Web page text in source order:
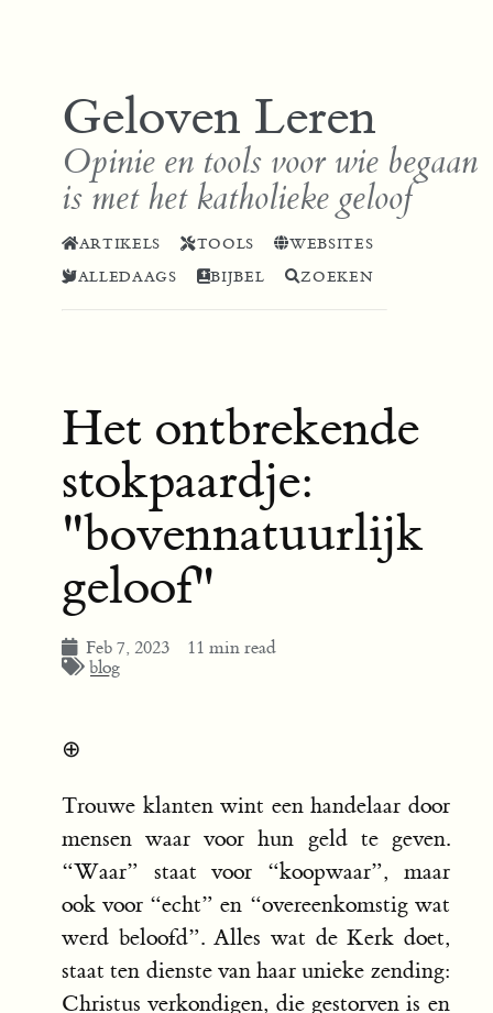
Geloven Leren
Opinie en tools voor wie begaan
is met het katholieke geloof
ARTIKELS TOOLS
WEBSITES
ALLEDAAGS
BIJBEL ZOEKEN
Het ontbrekende
stokpaardje:
"bovennatuurlijk
geloof"
Feb 7, 2023
11 min read
blog
⊕
Trouwe klanten wint een handelaar door
mensen waar voor hun geld te geven.
“Waar” staat voor “koopwaar”, maar
ook voor “echt” en “overeenkomstig wat
werd beloofd”. Alles wat de Kerk doet,
staat ten dienste van haar unieke zending:
Christus verkondigen, die gestorven is en